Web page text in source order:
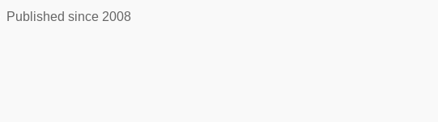
Published since 2008